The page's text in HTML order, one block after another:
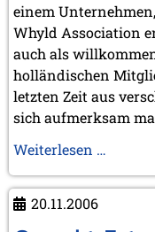
einem
Whyld Association
auch als
holländischen
letzten Zeit aus
sich aufmerksam
Weiterlesen …
20.11.2006